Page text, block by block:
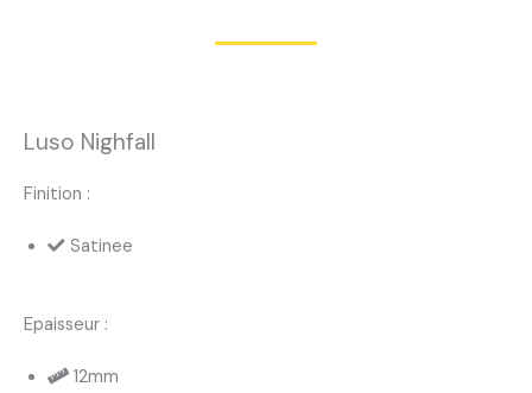
Luso Nighfall
Finition :
Satinee
Epaisseur :
12mm